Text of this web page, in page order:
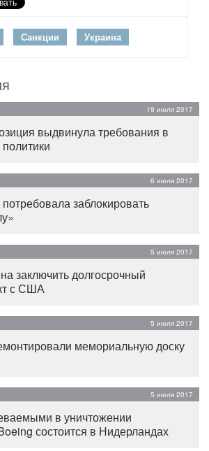
Санкции Украина
19 июля 2017
выдвинула требования в
6 июля 2017
заблокировать
5 июля 2017
заключить долгосрочный
с США
5 июля 2017
мемориальную доску
5 июля 2017
в уничтожении
состоится в Нидерландах